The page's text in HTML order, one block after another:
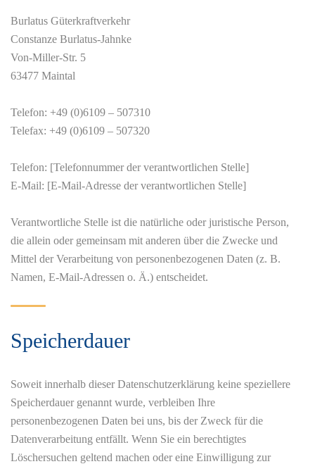
Burlatus Güterkraftverkehr
Constanze Burlatus-Jahnke
Von-Miller-Str. 5
63477 Maintal
Telefon: +49 (0)6109 – 507310
Telefax: +49 (0)6109 – 507320
Telefon: [Telefonnummer der verantwortlichen Stelle]
E-Mail: [E-Mail-Adresse der verantwortlichen Stelle]
Verantwortliche Stelle ist die natürliche oder juristische Person,
die allein oder gemeinsam mit anderen über die Zwecke und
Mittel der Verarbeitung von personenbezogenen Daten (z. B.
Namen, E-Mail-Adressen o. Ä.) entscheidet.
Speicherdauer
Soweit innerhalb dieser Datenschutzerklärung keine speziellere
Speicherdauer genannt wurde, verbleiben Ihre
personenbezogenen Daten bei uns, bis der Zweck für die
Datenverarbeitung entfällt. Wenn Sie ein berechtigtes
Löschersuchen geltend machen oder eine Einwilligung zur